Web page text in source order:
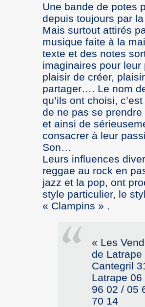
Une bande de potes
depuis toujours par la
Mais surtout attirés
musique faite à la
texte et des notes
imaginaires pour leur
plaisir de créer,
partager…. Le nom
qu’ils ont choisi,
de ne pas se prendre
et ainsi de
consacrer à leur
Son…
Leurs influences
reggae au rock en
jazz et la pop, ont
style particulier, le
« Clampins » .
« Les
de Latrape
Cantegril
Latrape 06
96 02 / 05
70 14